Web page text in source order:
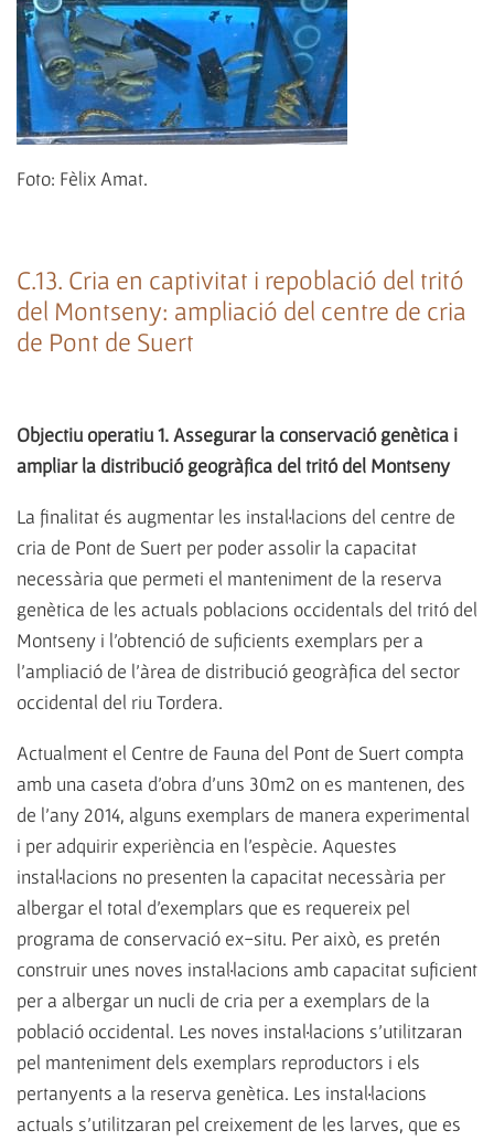
Foto: Fèlix Amat.
C.13. Cria en captivitat i repoblació del tritó
del Montseny: ampliació del centre de cria
de Pont de Suert
Objectiu operatiu 1. Assegurar la conservació genètica i
ampliar la distribució geogràfica del tritó del Montseny
La finalitat és augmentar les instal·lacions del centre de
cria de Pont de Suert per poder assolir la capacitat
necessària que permeti el manteniment de la reserva
genètica de les actuals poblacions occidentals del tritó del
Montseny i l'obtenció de suficients exemplars per a
l'ampliació de l'àrea de distribució geogràfica del sector
occidental del riu Tordera.
Actualment el Centre de Fauna del Pont de Suert compta
amb una caseta d'obra d'uns 30m2 on es mantenen, des
de l'any 2014, alguns exemplars de manera experimental
i per adquirir experiència en l'espècie. Aquestes
instal·lacions no presenten la capacitat necessària per
albergar el total d'exemplars que es requereix pel
programa de conservació ex-situ. Per això, es pretén
construir unes noves instal·lacions amb capacitat suficient
per a albergar un nucli de cria per a exemplars de la
població occidental. Les noves instal·lacions s'utilitzaran
pel manteniment dels exemplars reproductors i els
pertanyents a la reserva genètica. Les instal·lacions
actuals s'utilitzaran pel creixement de les larves, que es